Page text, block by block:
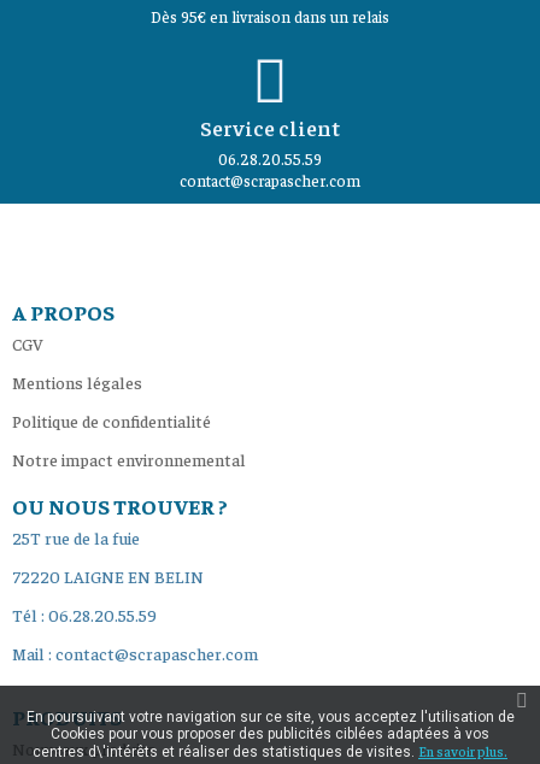
Dès 95€ en livraison dans un relais
Service client
06.28.20.55.59
contact@scrapascher.com
A PROPOS
CGV
Mentions légales
Politique de confidentialité
Notre impact environnemental
OU NOUS TROUVER ?
25T rue de la fuie
72220 LAIGNE EN BELIN
Tél : 06.28.20.55.59
Mail : contact@scrapascher.com
PRODUITS
Nouveaux produits
En poursuivant votre navigation sur ce site, vous acceptez l'utilisation de
Cookies pour vous proposer des publicités ciblées adaptées à vos
centres d\'intérêts et réaliser des statistiques de visites. En savoir plus.